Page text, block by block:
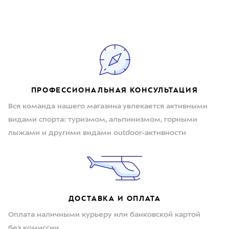
ПРОФЕССИОНАЛЬНАЯ КОНСУЛЬТАЦИЯ
Вся команда нашего магазина увлекается активными
видами спорта: туризмом, альпинизмом, горными
лыжами и другими видами outdoor-активности
ДОСТАВКА И ОПЛАТА
Оплата наличными курьеру или банковской картой